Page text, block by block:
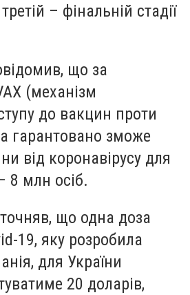
– фінальній стадії
що за
(механізм
до вакцин проти
гарантовано зможе
від коронавірусу для
8 млн осіб.
що одна доза
19, яку розробила
для України
20 доларів,